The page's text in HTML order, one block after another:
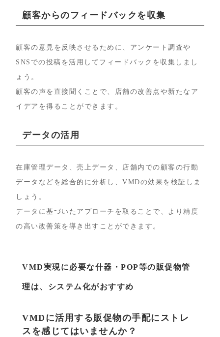
顧客からのフィードバックを収集
顧客の意見を反映させるために、アンケート調査や
SNSでの投稿を活用してフィードバックを収集しまし
ょう。
顧客の声を直接聞くことで、店舗の改善点や新たなア
イデアを得ることができます。
データの活用
在庫管理データ、売上データ、店舗内での顧客の行動
データなどを総合的に分析し、VMDの効果を検証しま
しょう。
データに基づいたアプローチを取ることで、より精度
の高い改善策を導き出すことができます。
VMD実現に必要な什器・POP等の販促物管
理は、システム化がおすすめ
VMDに活用する販促物の手配にストレ
スを感じてはいませんか？